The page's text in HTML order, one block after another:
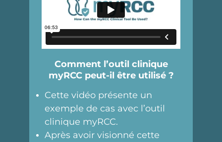
Comment l’outil clinique
myRCC peut-il être utilisé ?
Cette vidéo présente un
exemple de cas avec l’outil
clinique myRCC.
Après avoir visionné cette